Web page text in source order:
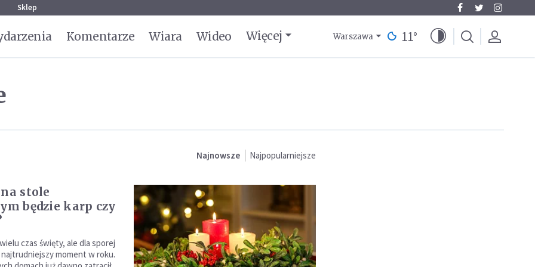
Sklep
Komentarze Wiara Wideo Więcej Warszawa 11°
Najnowsze Najpopularniejsze
stole
będzie karp czy
czas święty, ale dla sporej
moment w roku.